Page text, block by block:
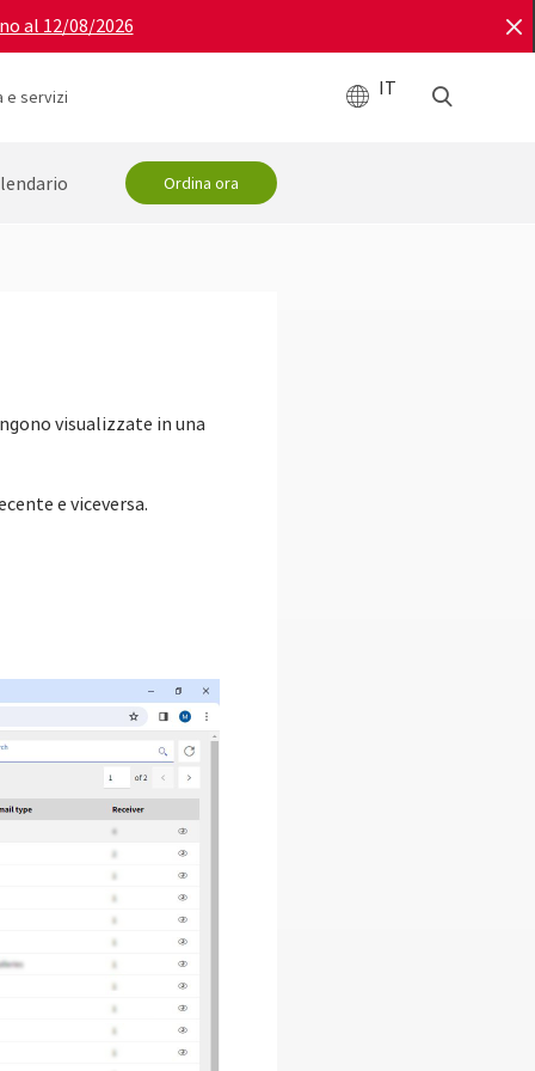
al 12/08/2026
e servizi IT
Ordina ora
visualizzate in una
e viceversa.